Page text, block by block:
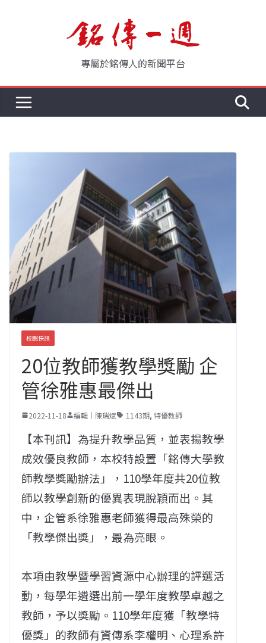
專屬於銘傳人的新聞平台
校園快訊
20位教師獲教學獎勵 企
管徐雅惠最傑出
2022-11-18 編輯｜陳瑞斌 1143期, 特優教師
【本刊訊】為提升教學品質，並表揚教學
成效優良教師，本校特設置「銘傳大學教
師教學獎勵辦法」，110學年度共20位教
師以教學創新的優異表現脫穎而出。其
中，企管系徐雅惠老師獲得最高殊榮的
「教學傑出獎」，最為亮眼。
本項由教學暨學習資源中心辦理的評選活
動，每學年遴選出前一學年度教學卓越之
教師，予以獎勵。110學年度獲「教學特
優獎」的教師有資傳系李權明、心理系許